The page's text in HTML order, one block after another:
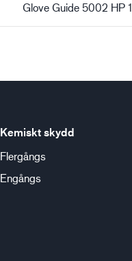
Glove Guide 5002 HP
Kemiskt skydd
Flergångs
Engångs